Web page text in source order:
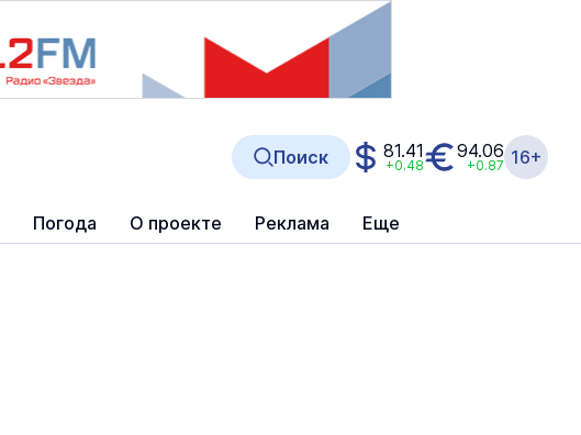
Погода О проекте Реклама Еще
Поиск 81.41
+0.48
94.06
+0.87 16+